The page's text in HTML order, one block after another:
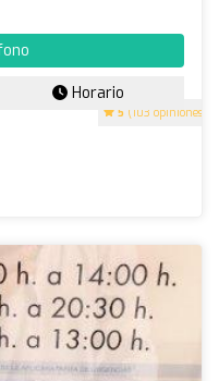
5 (103 opiniones)
Horario